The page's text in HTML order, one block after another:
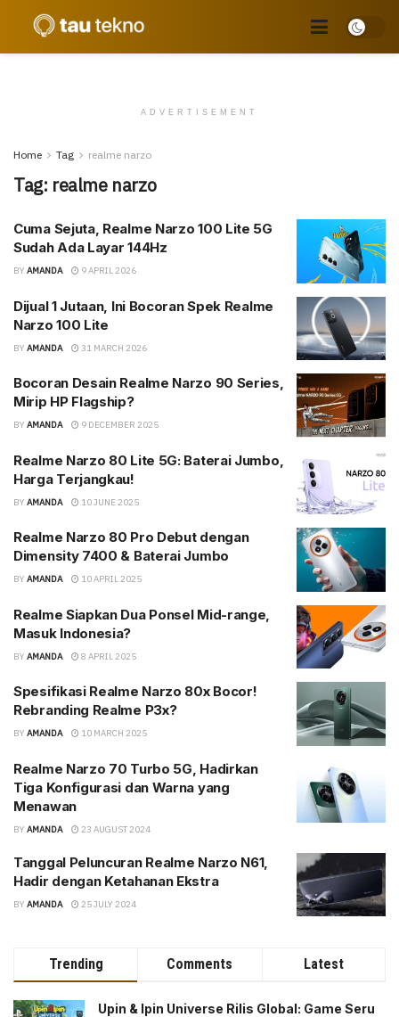
ADVERTISEMENT
Home Tag realme narzo
Tag: realme narzo
Cuma Sejuta, Realme Narzo 100 Lite 5G
Sudah Ada Layar 144Hz
BY AMANDA 9 APRIL 2026
Dijual 1 Jutaan, Ini Bocoran Spek Realme
Narzo 100 Lite
BY AMANDA 31 MARCH 2026
Bocoran Desain Realme Narzo 90 Series,
Mirip HP Flagship?
BY AMANDA 9 DECEMBER 2025
Realme Narzo 80 Lite 5G: Baterai Jumbo,
Harga Terjangkau!
BY AMANDA 10 JUNE 2025
Realme Narzo 80 Pro Debut dengan
Dimensity 7400 & Baterai Jumbo
BY AMANDA 10 APRIL 2025
Realme Siapkan Dua Ponsel Mid-range,
Masuk Indonesia?
BY AMANDA 8 APRIL 2025
Spesifikasi Realme Narzo 80x Bocor!
Rebranding Realme P3x?
BY AMANDA 10 MARCH 2025
Realme Narzo 70 Turbo 5G, Hadirkan
Tiga Konfigurasi dan Warna yang
Menawan
BY AMANDA 23 AUGUST 2024
Tanggal Peluncuran Realme Narzo N61,
Hadir dengan Ketahanan Ekstra
BY AMANDA 25 JULY 2024
Trending Comments Latest
Upin & Ipin Universe Rilis Global: Game Seru